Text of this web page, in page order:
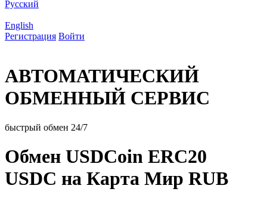
Русский
English
Регистрация Войти
АВТОМАТИЧЕСКИЙ
ОБМЕННЫЙ СЕРВИС
быстрый обмен 24/7
Обмен USDCoin ERC20
USDC на Карта Мир RUB